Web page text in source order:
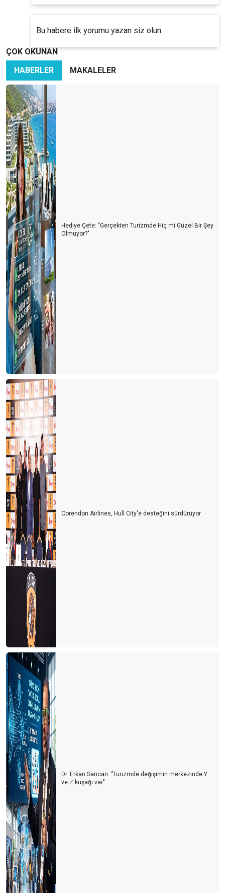
Bu habere ilk yorumu yazan siz olun.
ÇOK OKUNAN
HABERLER
MAKALELER
Hediye Çete: "Gerçekten Turizmde Hiç mi Güzel Bir Şey
Olmuyor?"
Corendon Airlines, Hull City'e desteğini sürdürüyor
Dr. Erkan Sarıcan: ‘’Turizmde değişimin merkezinde Y
ve Z kuşağı var’’